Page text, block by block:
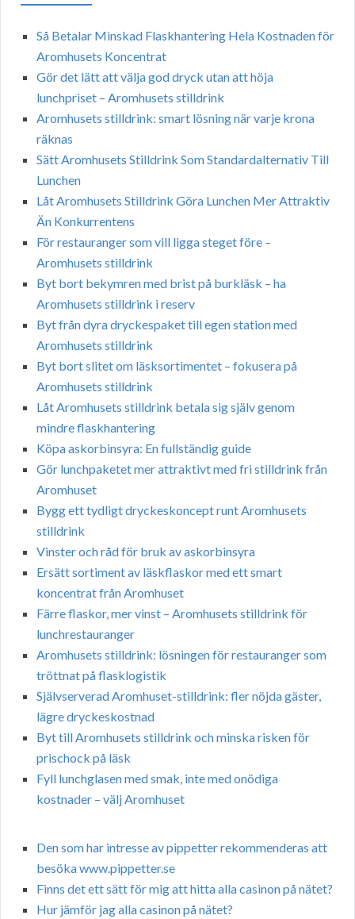
Så Betalar Minskad Flaskhantering Hela Kostnaden för
Aromhusets Koncentrat
Gör det lätt att välja god dryck utan att höja
lunchpriset – Aromhusets stilldrink
Aromhusets stilldrink: smart lösning när varje krona
räknas
Sätt Aromhusets Stilldrink Som Standardalternativ Till
Lunchen
Låt Aromhusets Stilldrink Göra Lunchen Mer Attraktiv
Än Konkurrentens
För restauranger som vill ligga steget före –
Aromhusets stilldrink
Byt bort bekymren med brist på burkläsk – ha
Aromhusets stilldrink i reserv
Byt från dyra dryckespaket till egen station med
Aromhusets stilldrink
Byt bort slitet om läsksortimentet – fokusera på
Aromhusets stilldrink
Låt Aromhusets stilldrink betala sig själv genom
mindre flaskhantering
Köpa askorbinsyra: En fullständig guide
Gör lunchpaketet mer attraktivt med fri stilldrink från
Aromhuset
Bygg ett tydligt dryckeskoncept runt Aromhusets
stilldrink
Vinster och råd för bruk av askorbinsyra
Ersätt sortiment av läskflaskor med ett smart
koncentrat från Aromhuset
Färre flaskor, mer vinst – Aromhusets stilldrink för
lunchrestauranger
Aromhusets stilldrink: lösningen för restauranger som
tröttnat på flasklogistik
Självserverad Aromhuset-stilldrink: fler nöjda gäster,
lägre dryckeskostnad
Byt till Aromhusets stilldrink och minska risken för
prischock på läsk
Fyll lunchglasen med smak, inte med onödiga
kostnader – välj Aromhuset
Den som har intresse av pippetter rekommenderas att
besöka www.pippetter.se
Finns det ett sätt för mig att hitta alla casinon på nätet?
Hur jämför jag alla casinon på nätet?